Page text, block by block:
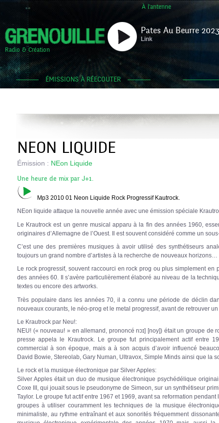
À l'antenne
Radio & Création
Pates Au Beurre
Link
ÉMISSIONS À RÉECOUTER
NEON LIQUIDE
Émission : NEon Liquide
Une heure de mix par J+1.
Mp3 2010 01 Neon Liquide Rock Progressif Kautrock.
NEon liquide attaque la nouvelle année avec une émission spéciale
Le Krautrock est un genre musical apparu à la fin des années 1960,
originaires d’Allemagne de l’Ouest. Il est souvent considéré comme un
C’est une des premières musiques à avoir utilisé des synthétiseurs
toujours un grand nombre d’artistes à la recherche de nouveaux horizons…
Le rock progressif, souvent raccourci en rock prog ou plus simplement
des années 60. Il s’avère particulièrement élaboré au niveau de la
textes ou encore des artworks.
Très populaire dans les années 70, il a connu une période de déclin
nouveaux courants, le néo-prog et le metal progressif, avant de retrouver
Le Krautrock par Neu!:
NEU! (« nouveau! » en allemand, prononcé nɔɪ] [noy]) était un groupe de
presse appela le Krautrock. Le groupe fut principalement actif entre
commercial à son époque, mais a à son acquis d’avoir influencé
David Bowie, Stereolab, Gary Numan, Ultravox, Simple Minds ainsi que la
Le rock et la musique électronique par Silver Apples:
Silver Apples était un duo de musique électronique psychédélique
Coxe III, qui jouait sous le pseudonyme de Simeon, sur un synthétiseur
Taylor. Le groupe fut actif entre 1967 et 1969, avant sa reformation
groupes à utiliser couramment les techniques de la musique
minimaliste, au rythme entraînant et aux sonorités fréquemment